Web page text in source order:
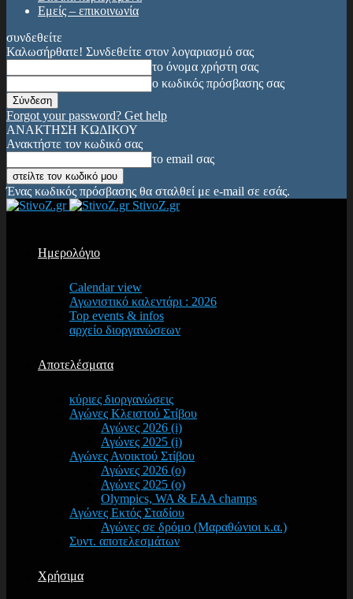
Εμείς – επικοινωνία
συνδεθείτε
Καλωσήρθατε! Συνδεθείτε στον λογαριασμό σας
το όνομα χρήστη σας
ο κωδικός πρόσβασης σας
Forgot your password? Get help
ΑΝΑΚΤΗΣΗ ΚΩΔΙΚΟΥ
Ανακτήστε τον κωδικό σας
το email σας
Ένας κωδικός πρόσβασης θα σταλθεί με e-mail σε εσάς.
StivoZ.gr
Ημερολόγιο
Calendar view
Αγωνιστικό καλεντάρι : 2026
Top events & infos
αρχείο διοργανώσεων
Αποτελέσματα
κύριες διοργανώσεις
Αγώνες Κλειστού Στίβου
Αγώνες 2026 (i)
Αγώνες 2025 (i)
Αγώνες Ανοικτού Στίβου
Αγώνες 2026 (o)
Αγώνες 2025 (o)
Olympics, WA & EAA champs
Αγώνες Εκτός Σταδίου
Αγώνες σε δρόμο (Μαραθώνιοι κ.α.)
Συντ. αποτελεσμάτων
Χρήσιμα